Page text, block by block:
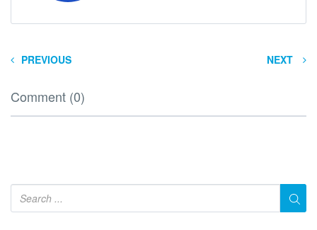
PREVIOUS NEXT
Comment (0)